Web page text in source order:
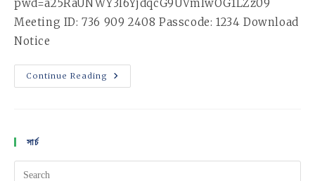
pwd=a25RaUNWY3l6YjdqcG9UVmIwOG1LZz09
Meeting ID: 736 909 2408 Passcode: 1234 Download
Notice
Continue Reading English
Department
সার্চ